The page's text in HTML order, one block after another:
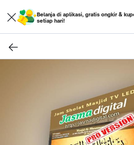
Belanja di aplikasi, gratis ongkir &
setiap hari!